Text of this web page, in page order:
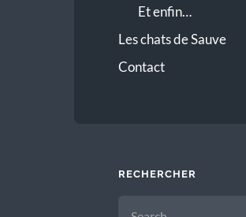
Et enfin…
Les chats de Sauve
Contact
RECHERCHER
FOR: